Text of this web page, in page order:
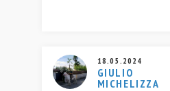
18.05.2024
GIULIO
MICHELIZZA